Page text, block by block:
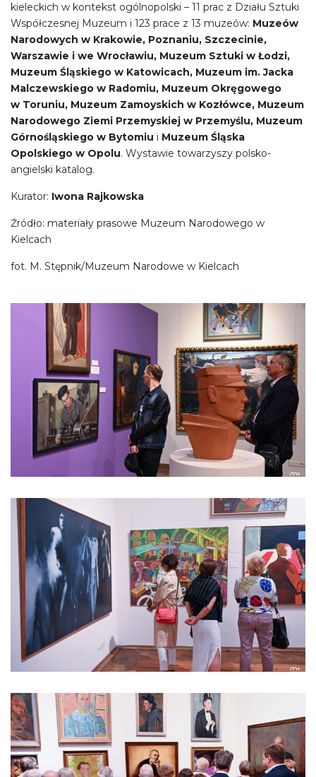
kieleckich w kontekst ogólnopolski – 11 prac z Działu Sztuki
Współczesnej Muzeum i 123 prace z 13 muzeów: Muzeów
Narodowych w Krakowie, Poznaniu, Szczecinie,
Warszawie i we Wrocławiu, Muzeum Sztuki w Łodzi,
Muzeum Śląskiego w Katowicach, Muzeum im. Jacka
Malczewskiego w Radomiu, Muzeum Okręgowego
w Toruniu, Muzeum Zamoyskich w Kozłówce, Muzeum
Narodowego Ziemi Przemyskiej w Przemyślu, Muzeum
Górnośląskiego w Bytomiu i Muzeum Śląska
Opolskiego w Opolu. Wystawie towarzyszy polsko-
angielski katalog.
Kurator: Iwona Rajkowska
Źródło: materiały prasowe Muzeum Narodowego w
Kielcach
fot. M. Stępnik/Muzeum Narodowe w Kielcach